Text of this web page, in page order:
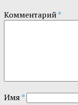
Комментарий*
Имя*